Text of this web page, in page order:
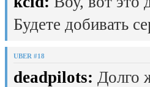
Будете добивать
UBER #18
deadpilots: Долго